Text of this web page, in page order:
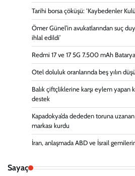
Tarihi borsa çöküşü: ‘Kaybedenler
Ömer Günel’in avukatlarından suç
ihlal edildi’
Redmi 17 ve 17 5G 7.500 mAh Batarya
Otel doluluk oranlarında beş yılın
Balık çiftçliklerine karşı eylem yapan
destek
Kapadokya’da dededen toruna
markası kurdu
İran, anlaşmada ABD ve İsrail
Sayaç